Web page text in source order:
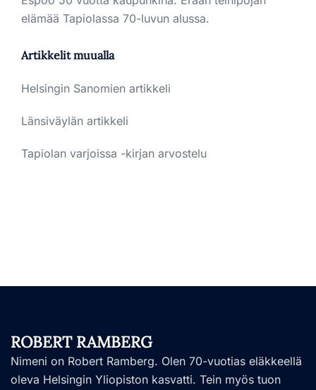
elämää Tapiolassa 70-luvun alussa.
Artikkelit muualla
Helsingin Sanomien artikkeli
Länsiväylän artikkeli
Tapiolan varjoissa -kirjan arvostelu
ROBERT RAMBERG
Nimeni on Robert Ramberg. Olen 70-vuotias eläkkeellä
oleva Helsingin Yliopiston kasvatti. Tein myös tuon